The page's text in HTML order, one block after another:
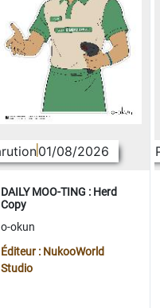
01/08/2026
DAILY MOO-TING : Herd
Copy
o-okun
Éditeur : NukooWorld
Studio